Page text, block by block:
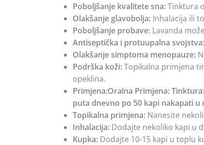
Poboljšanje kvalitete sna:Tinktura
Olakšanje glavobolja: Inhalacija ili
Poboljšanje probave: Lavanda
Antiseptička i protuupalna svojstva:
Olakšanje simptoma menopauze:
Podrška koži:Topikalna primjena
opeklina.
Primjena:Oralna Primjena:
puta dnevno po 50 kapi nakapati
Topikalna primjena: Nanesite
Inhalacija: Dodajte nekoliko kapi u
Kupka: Dodajte 10-15 kapi u toplu